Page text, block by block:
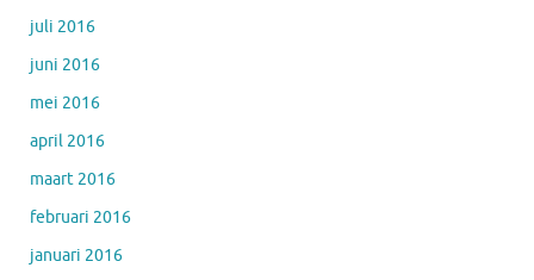
juli 2016
juni 2016
mei 2016
april 2016
maart 2016
februari 2016
januari 2016